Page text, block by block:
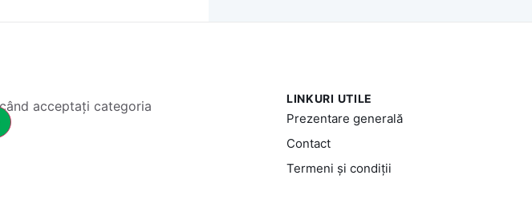
LINKURI UTILE
Prezentare generală
Contact
Termeni și condiții